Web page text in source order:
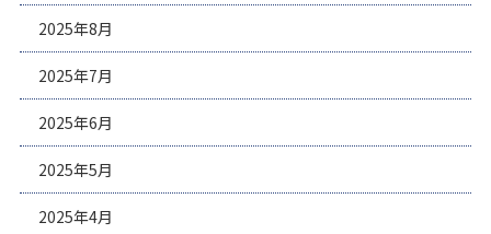
2025年8月
2025年7月
2025年6月
2025年5月
2025年4月